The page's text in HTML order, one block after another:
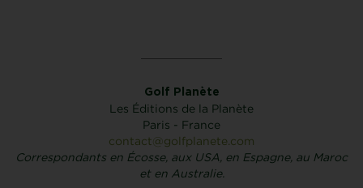
Golf Planète
Les Éditions de la Planète
Paris - France
contact@golfplanete.com
Correspondants en Écosse, aux USA, en Espagne, au Maroc
et en Australie.